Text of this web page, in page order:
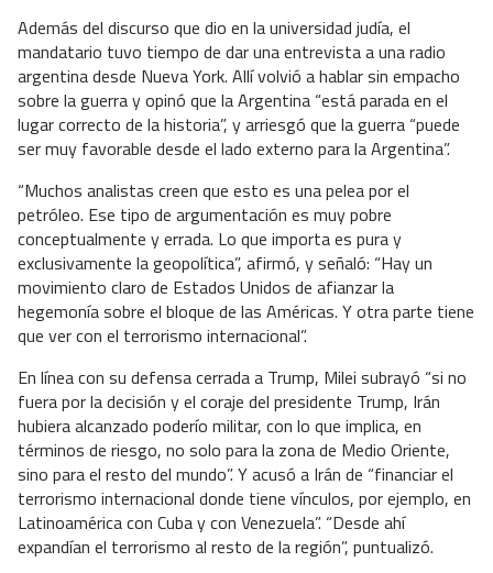
Además del discurso que dio en la universidad judía, el
mandatario tuvo tiempo de dar una entrevista a una radio
argentina desde Nueva York. Allí volvió a hablar sin empacho
sobre la guerra y opinó que la Argentina “está parada en el
lugar correcto de la historia”, y arriesgó que la guerra “puede
ser muy favorable desde el lado externo para la Argentina”.
“Muchos analistas creen que esto es una pelea por el
petróleo. Ese tipo de argumentación es muy pobre
conceptualmente y errada. Lo que importa es pura y
exclusivamente la geopolítica”, afirmó, y señaló: “Hay un
movimiento claro de Estados Unidos de afianzar la
hegemonía sobre el bloque de las Américas. Y otra parte tiene
que ver con el terrorismo internacional”.
En línea con su defensa cerrada a Trump, Milei subrayó “si no
fuera por la decisión y el coraje del presidente Trump, Irán
hubiera alcanzado poderío militar, con lo que implica, en
términos de riesgo, no solo para la zona de Medio Oriente,
sino para el resto del mundo”. Y acusó a Irán de “financiar el
terrorismo internacional donde tiene vínculos, por ejemplo, en
Latinoamérica con Cuba y con Venezuela”. “Desde ahí
expandían el terrorismo al resto de la región”, puntualizó.